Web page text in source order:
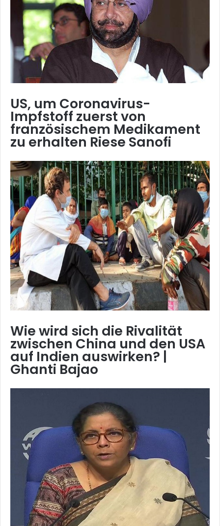
US, um Coronavirus-
Impfstoff zuerst von
französischem Medikament
zu erhalten Riese Sanofi
Wie wird sich die Rivalität
zwischen China und den USA
auf Indien auswirken? |
Ghanti Bajao